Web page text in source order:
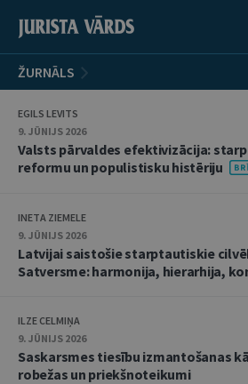
ŽURNĀLS
EGILS LEVITS
9. JŪNIJS 2026
Valsts pārvaldes efektivizācija:
reformu un populistisku histēriju
INETA ZIEMELE
9. JŪNIJS 2026
Latvijai saistošie starptautiskie
Satversme: harmonija, hierarhija,
ILZE CELMIŅA
9. JŪNIJS 2026
Saskarsmes tiesību izmantošanas
robežas un priekšnoteikumi